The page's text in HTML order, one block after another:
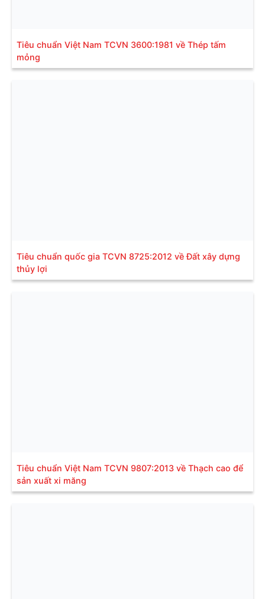
Tiêu chuẩn Việt Nam TCVN 3600:1981 về Thép tấm
mỏng
Tiêu chuẩn quốc gia TCVN 8725:2012 về Đất xây dựng
thủy lợi
Tiêu chuẩn Việt Nam TCVN 9807:2013 về Thạch cao để
sản xuất xi măng